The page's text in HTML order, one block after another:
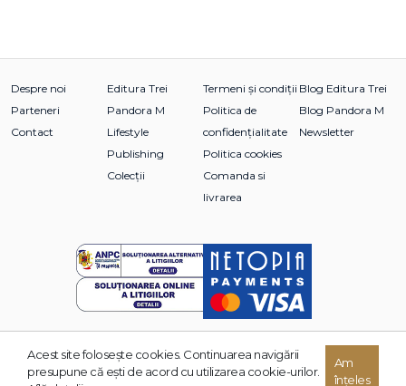
Despre noi
Parteneri
Contact
Editura Trei
Pandora M
Lifestyle
Publishing
Colecții
Termeni și condiții
Politica de
confidențialitate
Politica cookies
Comanda si
livrarea
Blog Editura Trei
Blog Pandora M
Newsletter
© 2026 Grupul Editorial TREI. Toate drepturile rezervate.
Acest site foloseşte cookies. Continuarea navigării
presupune că eşti de acord cu utilizarea cookie-urilor.
Am
înțeles